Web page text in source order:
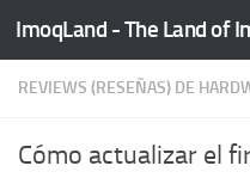
Saltar al contenido
ImoqLand - The Land of
REVIEWS (RESEÑAS) DE
Cómo actualizar el